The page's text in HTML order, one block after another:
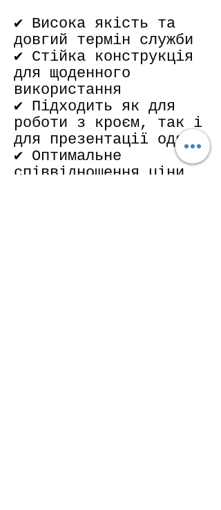
✔ Висока якість та
довгий термін служби
✔ Стійка конструкція
для щоденного
використання
✔ Підходить як для
роботи з кроєм, так і
для презентації одягу
✔ Оптимальне
співвідношення ціни